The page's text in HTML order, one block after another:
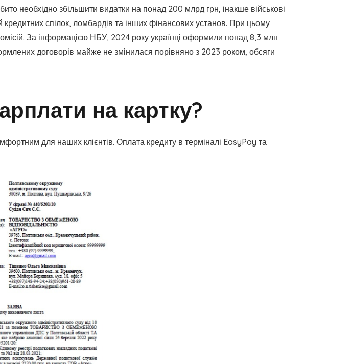
необхідно збільшити видатки на понад 200 млрд грн, інакше військові
спілок, ломбардів та інших фінансових установ. При цьому
За інформацією НБУ, 2024 року українці оформили понад 8,3 млн
договорів майже не змінилася порівняно з 2023 роком, обсяги
на картку?
для наших клієнтів. Оплата кредиту в терміналі EasyPay та